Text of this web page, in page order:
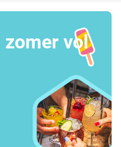
zomer vol